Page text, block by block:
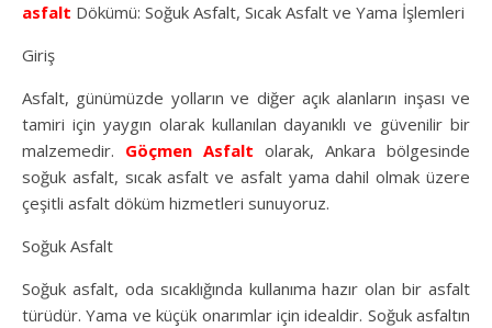
asfalt Dökümü: Soğuk Asfalt, Sıcak Asfalt ve Yama İşlemleri
Giriş
Asfalt, günümüzde yolların ve diğer açık alanların inşası ve
tamiri için yaygın olarak kullanılan dayanıklı ve güvenilir bir
malzemedir. Göçmen Asfalt olarak, Ankara bölgesinde
soğuk asfalt, sıcak asfalt ve asfalt yama dahil olmak üzere
çeşitli asfalt döküm hizmetleri sunuyoruz.
Soğuk Asfalt
Soğuk asfalt, oda sıcaklığında kullanıma hazır olan bir asfalt
türüdür. Yama ve küçük onarımlar için idealdir. Soğuk asfaltın